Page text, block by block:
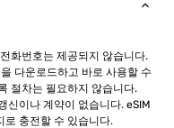
화번호는 제공되지 않습니다.
다운로드하고 바로 사용할 수
절차는 필요하지 않습니다.
신이나 계약이 없습니다. eSIM
로 충전할 수 있습니다.